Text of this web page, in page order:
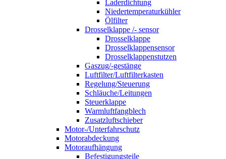
Laderdichtung
Niedertemperaturkühler
Ölfilter
Drosselklappe /- sensor
Drosselklappe
Drosselklappensensor
Drosselklappenstutzen
Gaszug/-gestänge
Luftfilter/Luftfilterkasten
Regelung/Steuerung
Schläuche/Leitungen
Steuerklappe
Warmluftfangblech
Zusatzluftschieber
Motor-/Unterfahrschutz
Motorabdeckung
Motoraufhängung
Befestigungsteile